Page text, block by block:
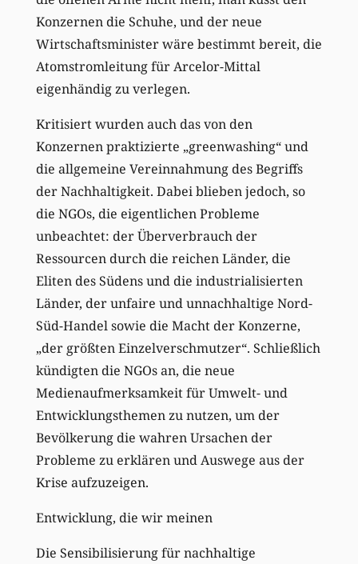
Konzernen die Schuhe, und der neue
Wirtschaftsminister wäre bestimmt bereit, die
Atomstromleitung für Arcelor-Mittal
eigenhändig zu verlegen.
Kritisiert wurden auch das von den
Konzernen praktizierte „greenwashing“ und
die allgemeine Vereinnahmung des Begriffs
der Nachhaltigkeit. Dabei blieben jedoch, so
die NGOs, die eigentlichen Probleme
unbeachtet: der Überverbrauch der
Ressourcen durch die reichen Länder, die
Eliten des Südens und die industrialisierten
Länder, der unfaire und unnachhaltige Nord-
Süd-Handel sowie die Macht der Konzerne,
„der größten Einzelverschmutzer“. Schließlich
kündigten die NGOs an, die neue
Medienaufmerksamkeit für Umwelt- und
Entwicklungsthemen zu nutzen, um der
Bevölkerung die wahren Ursachen der
Probleme zu erklären und Auswege aus der
Krise aufzuzeigen.
Entwicklung, die wir meinen
Die Sensibilisierung für nachhaltige